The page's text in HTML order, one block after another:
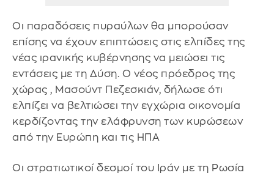
Οι παραδόσεις πυραύλων θα μπορούσαν
επίσης να έχουν επιπτώσεις στις ελπίδες της
νέας ιρανικής κυβέρνησης να μειώσει τις
εντάσεις με τη Δύση. Ο νέος πρόεδρος της
χώρας , Μασούντ Πεζεσκιάν, δήλωσε ότι
ελπίζει να βελτιώσει την εγχώρια οικονομία
κερδίζοντας την ελάφρυνση των κυρώσεων
από την Ευρώπη και τις ΗΠΑ
Οι στρατιωτικοί δεσμοί του Ιράν με τη Ρωσία